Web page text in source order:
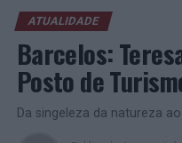
ATUALIDADE
Barcelos:
Posto de
Da singeleza da natureza